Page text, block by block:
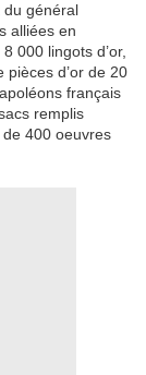
du général
alliées en
000 lingots d’or,
pièces d’or de 20
français
remplis
de 400 oeuvres